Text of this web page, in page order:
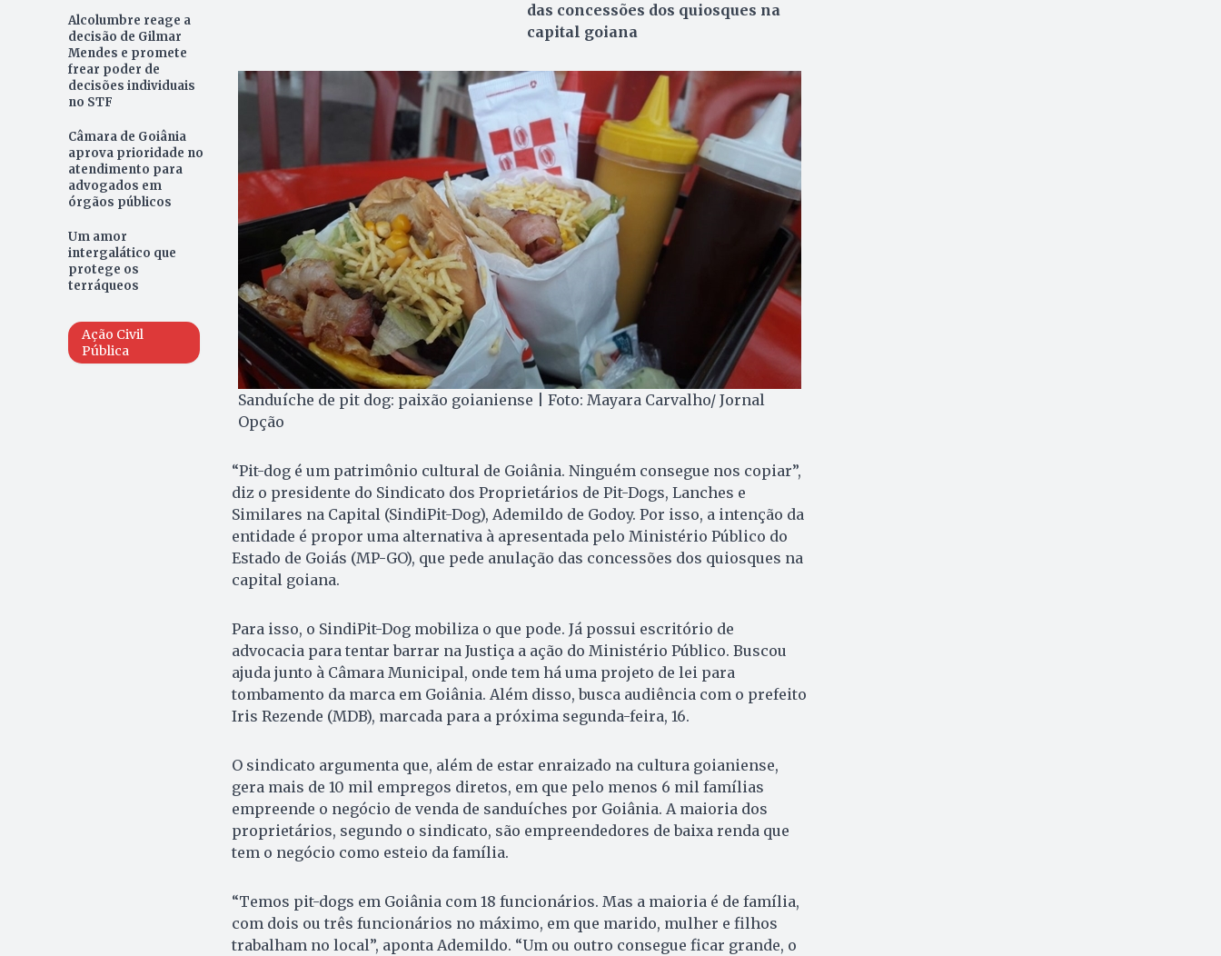
Alcolumbre reage a
decisão de Gilmar
Mendes e promete
frear poder de
decisões individuais
no STF
Câmara de Goiânia
aprova prioridade no
atendimento para
advogados em
órgãos públicos
Um amor
intergalático que
protege os
terráqueos
Ação Civil
Pública
das concessões dos quiosques na
capital goiana
Sanduíche de pit dog: paixão goianiense | Foto: Mayara Carvalho/ Jornal
Opção
“Pit-dog é um patrimônio cultural de Goiânia. Ninguém consegue nos copiar”,
diz o presidente do Sindicato dos Proprietários de Pit-Dogs, Lanches e
Similares na Capital (SindiPit-Dog), Ademildo de Godoy. Por isso, a intenção da
entidade é propor uma alternativa à apresentada pelo Ministério Público do
Estado de Goiás (MP-GO), que pede anulação das concessões dos quiosques na
capital goiana.
Para isso, o SindiPit-Dog mobiliza o que pode. Já possui escritório de
advocacia para tentar barrar na Justiça a ação do Ministério Público. Buscou
ajuda junto à Câmara Municipal, onde tem há uma projeto de lei para
tombamento da marca em Goiânia. Além disso, busca audiência com o prefeito
Iris Rezende (MDB), marcada para a próxima segunda-feira, 16.
O sindicato argumenta que, além de estar enraizado na cultura goianiense,
gera mais de 10 mil empregos diretos, em que pelo menos 6 mil famílias
empreende o negócio de venda de sanduíches por Goiânia. A maioria dos
proprietários, segundo o sindicato, são empreendedores de baixa renda que
tem o negócio como esteio da família.
“Temos pit-dogs em Goiânia com 18 funcionários. Mas a maioria é de família,
com dois ou três funcionários no máximo, em que marido, mulher e filhos
trabalham no local”, aponta Ademildo. “Um ou outro consegue ficar grande, o